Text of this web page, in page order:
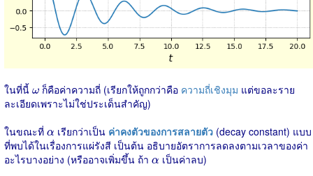
ในที่นี้ ω
ω ก็คือค่าความถี่ (เรียกให้ถูกกว่าคือ ความถี่เชิงมุม แต่ขอละราย
ละเอียดเพราะไม่ใช่ประเด็นสำคัญ)
ในขณะที่ α
α เรียกว่าเป็น ค่าคงตัวของการสลายตัว (decay constant) แบบ
ที่พบได้ในเรื่องการแผ่รังสี เป็นต้น อธิบายอัตราการลดลงตามเวลาของค่า
อะไรบางอย่าง (หรืออาจเพิ่มขึ้น ถ้า α
α เป็นค่าลบ)